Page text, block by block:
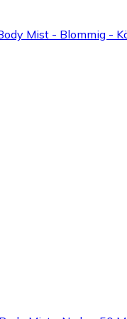
Mist - Blommig -